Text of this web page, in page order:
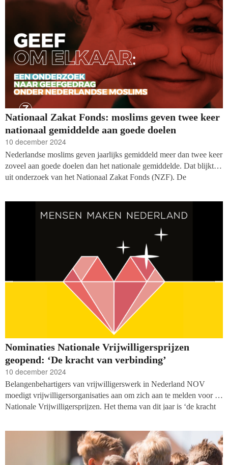
Nationaal Zakat Fonds: moslims geven twee keer
nationaal gemiddelde aan goede doelen
10 december 2024
Nederlandse moslims geven jaarlijks gemiddeld meer dan twee keer
zoveel aan goede doelen dan het nationale gemiddelde. Dat blijkt
uit onderzoek van het Nationaal Zakat Fonds (NZF). De
vrijwilligerswerk en materiële donaties.
Nominaties Nationale Vrijwilligersprijzen
geopend: ‘De kracht van verbinding’
10 december 2024
Belangenbehartigers van vrijwilligerswerk in Nederland NOV
moedigt vrijwilligersorganisaties aan om zich aan te melden voor de
Nationale Vrijwilligersprijzen. Het thema van dit jaar is ‘de kracht
één minuut insturen om aan te tonen hoe zij mensen samenbrengen
en een verschil maken.